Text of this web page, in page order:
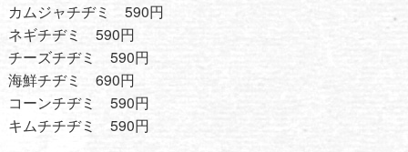
カムジャチヂミ 590円
ネギチヂミ 590円
チーズチヂミ 590円
海鮮チヂミ 690円
コーンチヂミ 590円
キムチチヂミ 590円